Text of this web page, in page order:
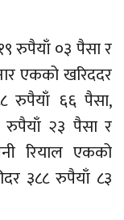
रुपैयाँ ०३ पैसा र
एकको खरिददर
रुपैयाँ ६६ पैसा,
रुपैयाँ २३ पैसा र
रियाल एकको
३८८ रुपैयाँ ८३